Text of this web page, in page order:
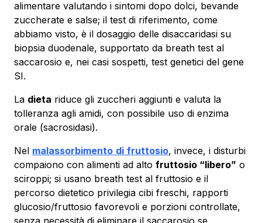
alimentare valutando i sintomi dopo dolci, bevande
zuccherate e salse; il test di riferimento, come
abbiamo visto, è il dosaggio delle disaccaridasi su
biopsia duodenale, supportato da breath test al
saccarosio e, nei casi sospetti, test genetici del gene
SI.
La dieta riduce gli zuccheri aggiunti e valuta la
tolleranza agli amidi, con possibile uso di enzima
orale (sacrosidasi).
Nel malassorbimento di fruttosio, invece, i disturbi
compaiono con alimenti ad alto fruttosio “libero” o
sciroppi; si usano breath test al fruttosio e il
percorso dietetico privilegia cibi freschi, rapporti
glucosio/fruttosio favorevoli e porzioni controllate,
senza necessità di eliminare il saccarosio se